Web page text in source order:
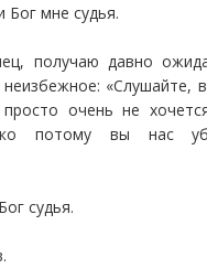
Бог мне судья.
получаю давно
«Слушайте,
очень не
потому вы нас
судья.